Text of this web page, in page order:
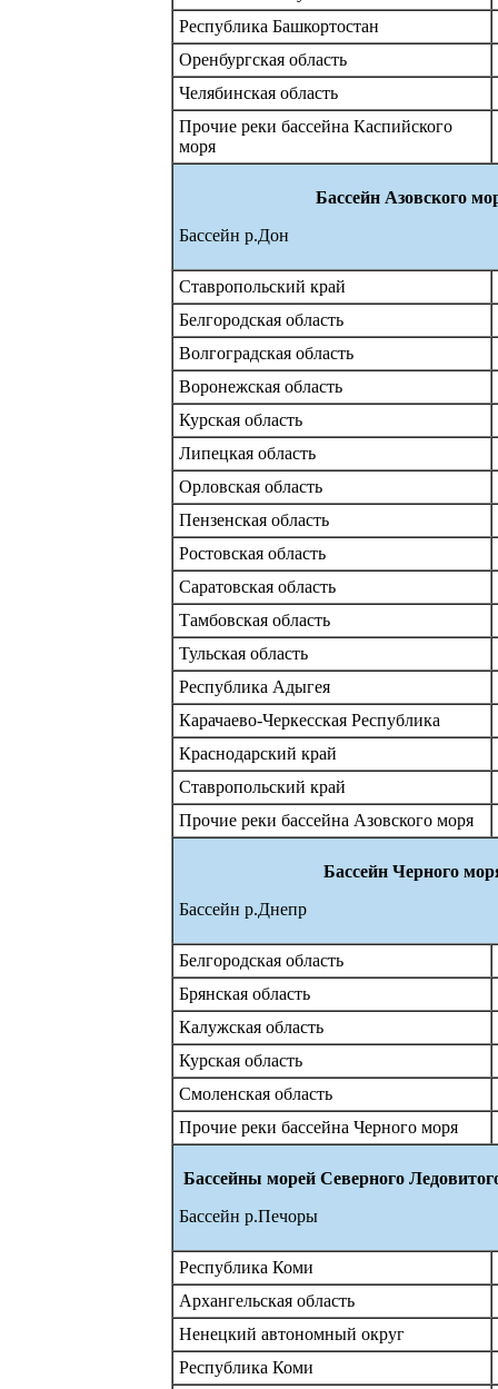
Республика Башкортостан
Оренбургская область
Челябинская область
Прочие реки бассейна Каспийского
моря
Бассейн Азовского
Бассейн р.Дон
Ставропольский край
Белгородская область
Волгоградская область
Воронежская область
Курская область
Липецкая область
Орловская область
Пензенская область
Ростовская область
Саратовская область
Тамбовская область
Тульская область
Республика Адыгея
Карачаево-Черкесская Республика
Краснодарский край
Ставропольский край
Прочие реки бассейна Азовского моря
Бассейн Черного
Бассейн р.Днепр
Белгородская область
Брянская область
Калужская область
Курская область
Смоленская область
Прочие реки бассейна Черного моря
Бассейны морей Северного
Бассейн р.Печоры
Республика Коми
Архангельская область
Ненецкий автономный округ
Республика Коми